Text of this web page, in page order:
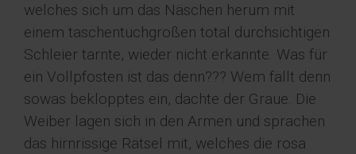
welches sich um das Näschen herum mit
einem taschentuchgroßen total durchsichtigen
Schleier tarnte, wieder nicht erkannte. Was für
ein Vollpfosten ist das denn??? Wem fällt denn
sowas beklopptes ein, dachte der Graue. Die
Weiber lagen sich in den Armen und sprachen
das hirnrissige Rätsel mit, welches die rosa